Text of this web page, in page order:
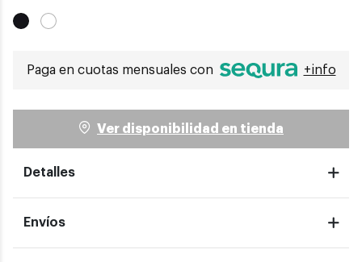
Paga en cuotas mensuales con +info
Ver disponibilidad en tienda
Detalles
Envíos